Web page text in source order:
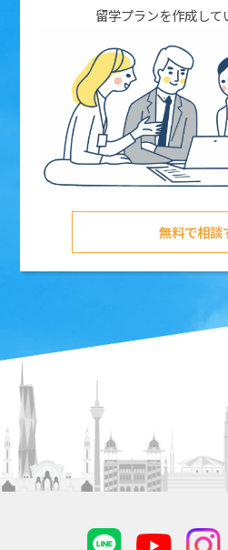
留学プランを作成して
無料で相談